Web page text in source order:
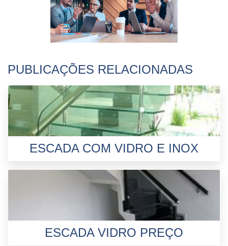
PUBLICAÇÕES RELACIONADAS
ESCADA COM VIDRO E INOX
ESCADA VIDRO PREÇO